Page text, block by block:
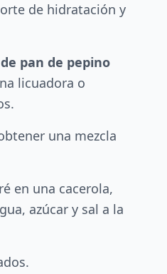
de hidratación y
pan de pepino
licuadora o
una mezcla
en una cacerola,
azúcar y sal a la